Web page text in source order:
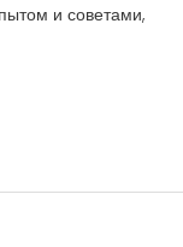
и советами,